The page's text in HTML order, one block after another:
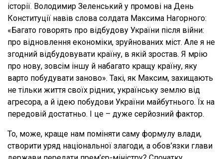
історії. Володимир Зеленський у промові на День
Конституції навів слова солдата Максима Нагорного:
«Багато говорять про відбудову України після війни:
про відновлення економіки, зруйнованих міст. Але я не
згодний відбудовувати країну, в якій зростав. Я мрію
про нову, зовсім іншу й набагато кращу країну, яку
варто побудувати заново». Такі, як Максим, захищають
не тільки життя своїх рідних, українську землю від
агресора, а й ідею побудови України майбутнього. Їх на
передовій достатньо. І це – дуже серйозний фактор.
То, може, краще нам поміняти саму формулу влади,
створити уряд національної злагоди, а обов’язки глави